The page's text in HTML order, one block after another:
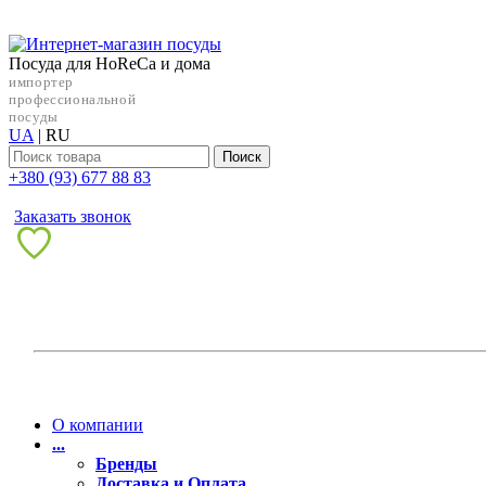
Посуда для HoReCa и дома
импортер
профессиональной
посуды
UA | RU
Поиск
+38‎0 (93) 677 88 83
Заказать звонок
О компании
...
Бренды